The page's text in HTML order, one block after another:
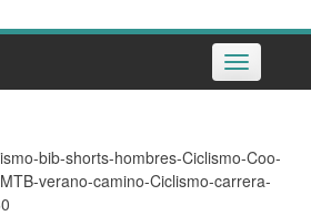
Toggle
navigation
bib-shorts-hombres-Ciclismo-Coo-
verano-camino-Ciclismo-carrera-